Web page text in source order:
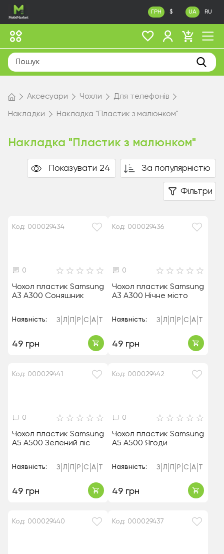
ГРН $ UA RU
Аксесуари Чохли Для телефонів
Накладки Накладка "Пластик з малюнком"
Накладка "Пластик з малюнком"
Показувати 24 За популярністю
Фільтри
Код: 000029434
0
Чохол пластик Samsung
A3 A300 Соняшник
Наявність: З Л Р С А
49 грн
Код: 000029436
0
Чохол пластик Samsung
A3 A300 Нічне місто
Наявність: З Л Р С А
49 грн
Код: 000029441
0
Чохол пластик Samsung
A5 A500 Зелений ліс
Наявність: З Л Р С А
49 грн
Код: 000029442
0
Чохол пластик Samsung
A5 A500 Ягоди
Наявність: З Л Р С А
49 грн
Код: 000029440 Код: 000029437